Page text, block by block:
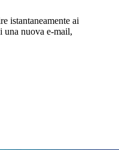
istantaneamente ai
una nuova e-mail,